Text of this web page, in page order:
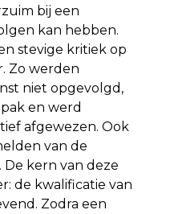
bij een
kan hebben.
stevige kritiek op
Zo werden
niet opgevolgd,
en werd
afgewezen. Ook
van de
kern van deze
de kwalificatie van
Zodra een